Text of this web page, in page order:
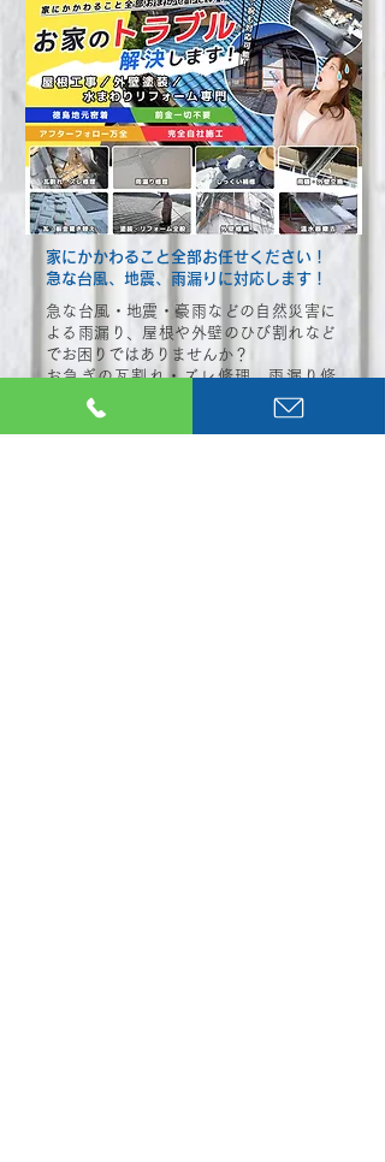
家にかかわること全部お任せください！
​急な台風、地震、雨漏りに対応します！
急な台風・地震・豪雨などの自然災害に
よる雨漏り、屋根や外壁のひび割れなど
でお困りではありませんか？
お急ぎの瓦割れ・ズレ修理、雨漏り修
理、しっくい補修、雨樋・外壁交換、
瓦・板金葺き替えなどの屋根工事、各種